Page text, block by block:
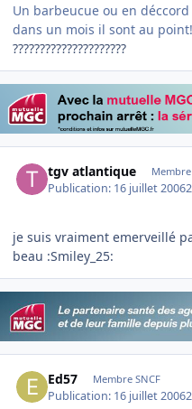
Un barbeucue ou en
dans un mois il sont au point!
?????????????????????
tgv atlantique Membre
Publication: 16 juillet 2006
je suis vraiment emerveillé
beau :Smiley_25:
Ed57 Membre SNCF
Publication: 16 juillet 2006